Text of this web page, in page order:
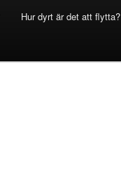
Hur dyrt är det att flytta?